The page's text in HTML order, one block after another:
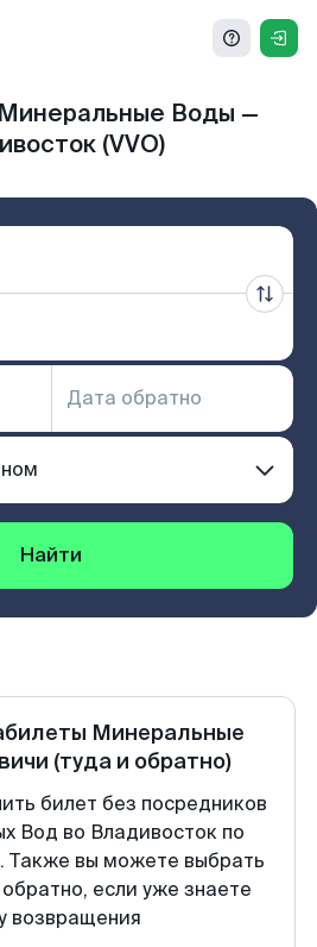
Воды —
(VVO)
Найти
Минеральные
(туда и обратно)
билет без посредников
Вод во Владивосток по
Также вы можете выбрать
если уже знаете
возвращения